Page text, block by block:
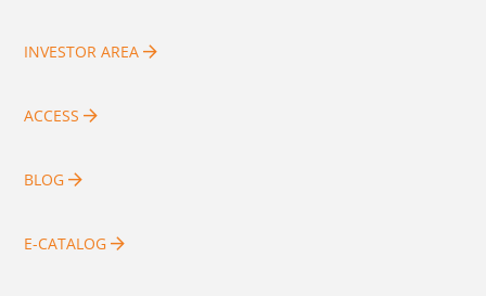
INVESTOR AREA
ACCESS
BLOG
E-CATALOG